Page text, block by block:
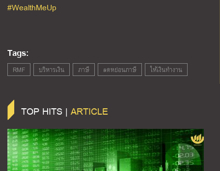
#WealthMeUp
Tags:
RMF บริหารเงิน ภาษี ลดหย่อนภาษี ให้เงินทำงาน
TOP HITS | ARTICLE